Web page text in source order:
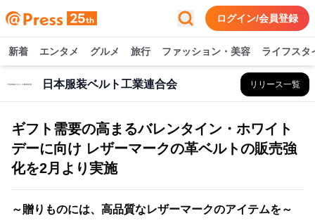
ログイン/会員登録
新着 エンタメ グルメ 旅行 ファッション・美容 ライフスタ
日本服装ベルト工業連合会 リリース一覧
ギフト需要の高まるバレンタイン・ホワイト
デーに向け レザーマークの革ベルトの販売強
化を2月より実施
～贈りものには、高品質なレザーマークのアイテムを～